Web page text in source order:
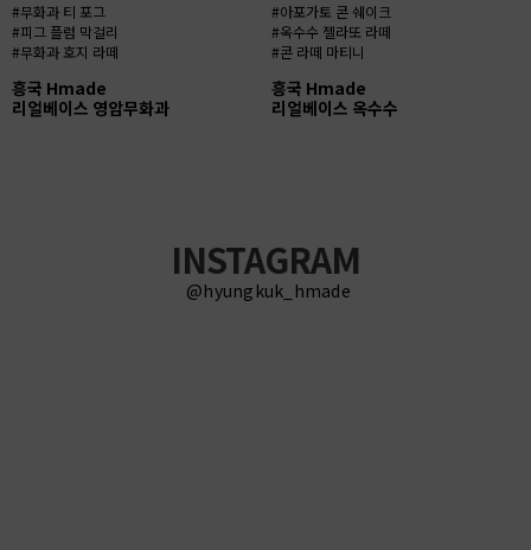
#무화과 티 포그
#피그 플럼 막걸리
#무화과 호지 라떼
흥국 Hmade
리얼베이스 영암무화과
#아포가토 콘 쉐이크
#옥수수 젤라또 라떼
#콘 라떼 마티니
흥국 Hmade
리얼베이스 옥수수
INSTAGRAM
@hyungkuk_hmade